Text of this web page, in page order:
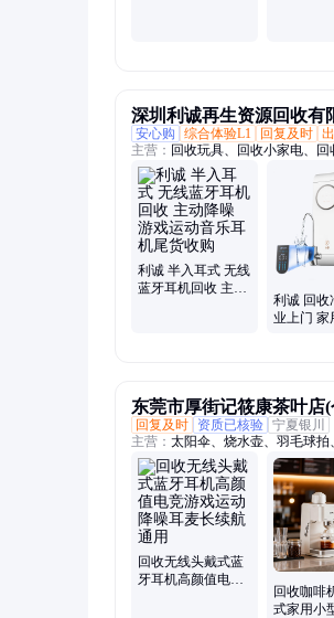
深圳利诚再生资源回收有
安心购
综合体验L1 回复及时
主营： 回收玩具、回收小家电、回
尾货、回收家具、回收工艺品、
品、回收户外用品、回收文体用
回收蓝牙音箱、回收智能手表、
电源、回收数码电子、回收化妆
收二手设备、回收废旧物资、回收
利诚 半入耳式 无线
蓝牙耳机回收 主动
利诚 回收
业上门 家
东莞市厚街记筱康茶叶店
回复及时
资质已核验 宁夏银川
主营： 太阳伞、烧水壶、羽毛球
箱、手持电风扇、儿童玩具手枪
回收无线头戴式蓝
牙耳机高颜值电竞
回收咖啡
式家用小